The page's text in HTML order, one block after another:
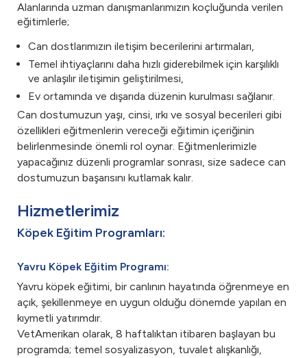
Alanlarında uzman danışmanlarımızın koçluğunda verilen
eğitimlerle;
Can dostlarımızın iletişim becerilerini artırmaları,
Temel ihtiyaçlarını daha hızlı giderebilmek için karşılıklı
ve anlaşılır iletişimin geliştirilmesi,
Ev ortamında ve dışarıda düzenin kurulması sağlanır.
Can dostumuzun yaşı, cinsi, ırkı ve sosyal becerileri gibi
özellikleri eğitmenlerin vereceği eğitimin içeriğinin
belirlenmesinde önemli rol oynar. Eğitmenlerimizle
yapacağınız düzenli programlar sonrası, size sadece can
dostumuzun başarısını kutlamak kalır.
Hizmetlerimiz
Köpek Eğitim Programları:
Yavru Köpek Eğitim Programı:
Yavru köpek eğitimi, bir canlının hayatında öğrenmeye en
açık, şekillenmeye en uygun olduğu dönemde yapılan en
kıymetli yatırımdır.
VetAmerikan olarak, 8 haftalıktan itibaren başlayan bu
programda; temel sosyalizasyon, tuvalet alışkanlığı,